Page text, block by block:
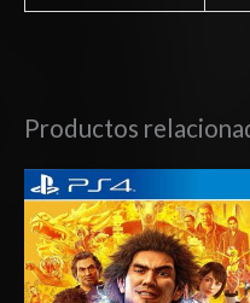
Productos
Rango
de
precios:
desde
$10.03
hasta
$15.03